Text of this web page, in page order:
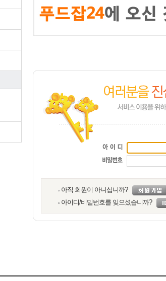
아직 회원이 아니십니까?
아이디/비밀번호를 잊으셨습니까?